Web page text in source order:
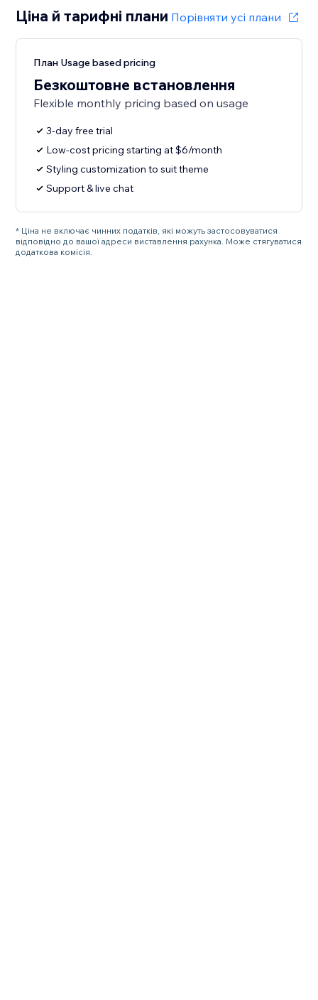
Ціна й тарифні плани Порівняти усі плани
План Usage based pricing
Безкоштовне встановлення
Flexible monthly pricing based on usage
3-day free trial
Low-cost pricing starting at $6/month
Styling customization to suit theme
Support & live chat
* Ціна не включає чинних податків, які можуть застосовуватися
відповідно до вашої адреси виставлення рахунка. Може стягуватися
додаткова комісія.